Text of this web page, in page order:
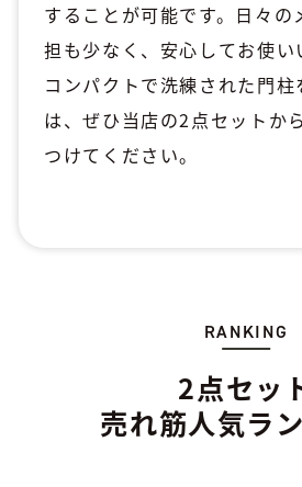
することが可能です。日々の
担も少なく、安心してお使い
コンパクトで洗練された門柱
は、ぜひ当店の2点セットか
つけてください。
2点セッ
売れ筋人気ラ
RANKING